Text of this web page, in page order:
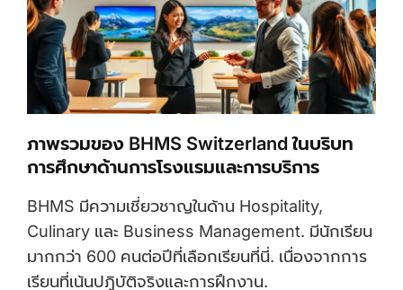
ภาพรวมของ BHMS Switzerland ในบริบท
การศึกษาด้านการโรงแรมและการบริการ
BHMS มีความเชี่ยวชาญในด้าน Hospitality,
Culinary และ Business Management. มีนักเรียน
มากกว่า 600 คนต่อปีที่เลือกเรียนที่นี่. เนื่องจากการ
เรียนที่เน้นปฏิบัติจริงและการฝึกงาน.